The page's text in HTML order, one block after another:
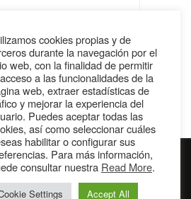
oscura de San Juan
,Soneto a Cristo
algo que intercambiar
cookies propias y de
durante la navegación por el
web, con la finalidad de permitir
a las funcionalidades de la
web, extraer estadísticas de
y mejorar la experiencia del
Puedes aceptar todas las
así como seleccionar cuáles
habilitar o configurar sus
Para más información,
consultar nuestra Read More.
Settings Accept All